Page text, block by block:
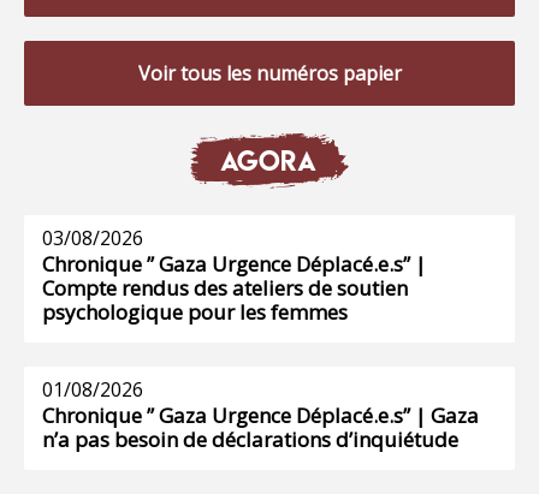
Voir tous les numéros papier
AGORA
03/08/2026
Chronique ” Gaza Urgence Déplacé.e.s” |
Compte rendus des ateliers de soutien
psychologique pour les femmes
01/08/2026
Chronique ” Gaza Urgence Déplacé.e.s” | Gaza
n’a pas besoin de déclarations d’inquiétude